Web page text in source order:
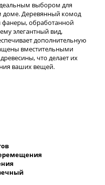
выбором для
доме. Деревянный комод
фанеры, обработанной
элегантный вид,
дополнительную
вместительными
что делает их
ваших вещей.